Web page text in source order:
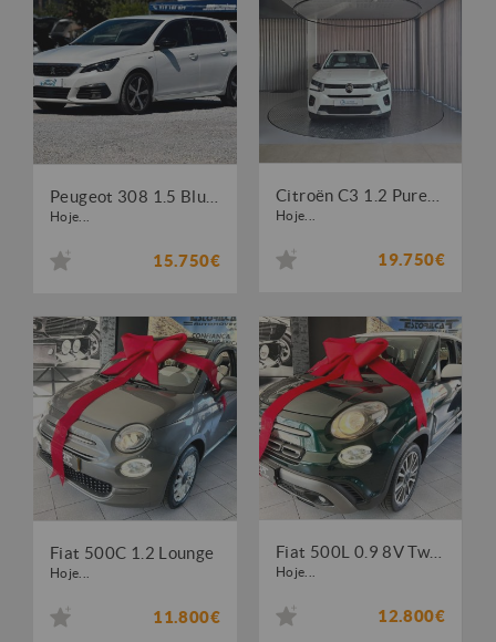
Hoje...
15.750€
Hoje...
19.750€
Fiat 500C 1.2 Lounge
Hoje...
11.800€
Fiat 500L 0.9 8V TwinAir City Cross S&S
Hoje...
12.800€